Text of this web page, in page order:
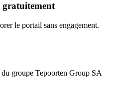
gratuitement
le portail sans engagement.
groupe Tepoorten Group SA